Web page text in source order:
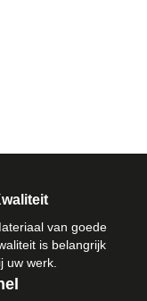
van goede
is belangrijk
uw werk.